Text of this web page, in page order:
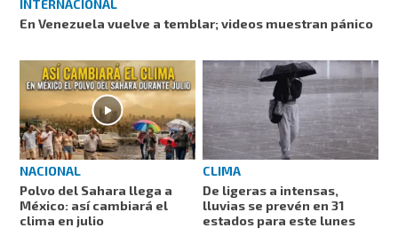
INTERNACIONAL
En Venezuela vuelve a temblar; videos muestran pánico
NACIONAL
Polvo del Sahara llega a
México: así cambiará el
clima en julio
CLIMA
De ligeras a intensas,
lluvias se prevén en 31
estados para este lunes